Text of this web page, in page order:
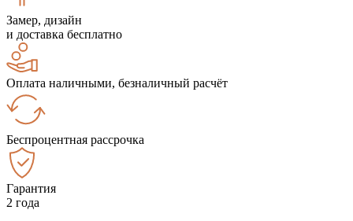
Замер, дизайн
и доставка бесплатно
Оплата наличными, безналичный расчёт
Беспроцентная рассрочка
Гарантия
2 года